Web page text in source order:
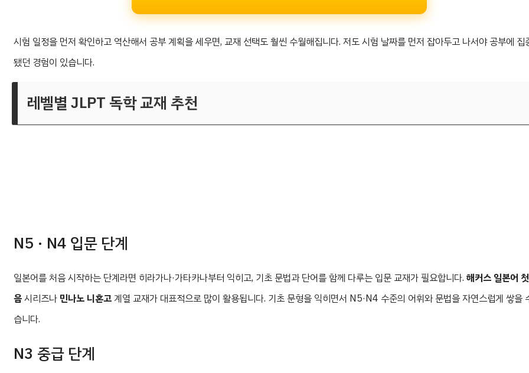
시험 일정을 먼저 확인하고 역산해서 공부 계획을 세우면, 교재 선택도 훨씬 수월해집니다. 저도 시험 날짜를 먼저 잡아두고 나서야 공부에 집
됐던 경험이 있습니다.
레벨별 JLPT 독학 교재 추천
N5 · N4 입문 단계
일본어를 처음 시작하는 단계라면 히라가나·가타카나부터 익히고, 기초 문법과 단어를 함께 다루는 입문 교재가 필요합니다. 해커스 일본어
음시리즈나 민나노 니혼고계열 교재가 대표적으로 많이 활용됩니다. 기초 문형을 익히면서 N5·N4 수준의 어휘와 문법을 자연스럽게 쌓을
습니다.
N3 중급 단계